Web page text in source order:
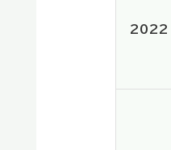
2022